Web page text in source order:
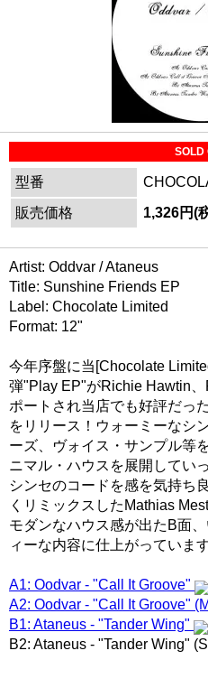
SOLD
型番
販売価格
1,326円(
Artist: Oddvar / Ataneus
Title: Sunshine Friends EP
Label: Chocolate Limited
Format: 12"
今年序盤に当[Chocolate
弾"Play EP"がRichie Hawtin
ポートされ当店でも好評だっ
をリリース！ウォーミーなシ
ーズ、ヴォイス・サンプル等
ニマル・ハウスを展開してい
シンセのコードを感を気持ち
くリミックスしたMathias
モダンなハウス感が出たB面
ィーな内容に仕上がっていま
A1: Oodvar - "Call It Groove"
A2: Oodvar - "Call It Groove"
B1: Ataneus - "Tander Wing"
B2: Ataneus - "Tander Wing"